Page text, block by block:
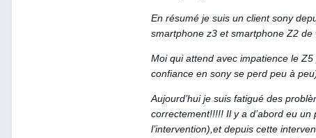
En résumé je suis un client sony
smartphone z3 et smartphone Z2 de
Moi qui attend avec impatience le
confiance en sony se perd peu à
Aujourd’hui je suis fatigué des
correctement!!!!! Il y a d’abord eu
l’intervention),et depuis cette